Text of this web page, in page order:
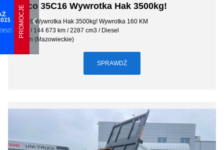
PROMOCJE
Iveco 35C16 Wywrotka Hak 3500kg!
35C16 Wywrotka Hak 3500kg! Wywrotka 160 KM
2019 / 144 673 km / 2287 cm3 / Diesel
Karpin (Mazowieckie)
SPRAWDŹ